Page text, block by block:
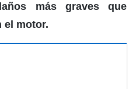
más graves que
el motor.